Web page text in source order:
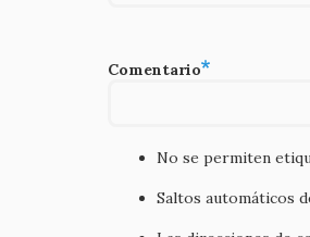
Comentario
No se permiten
Saltos automáticos